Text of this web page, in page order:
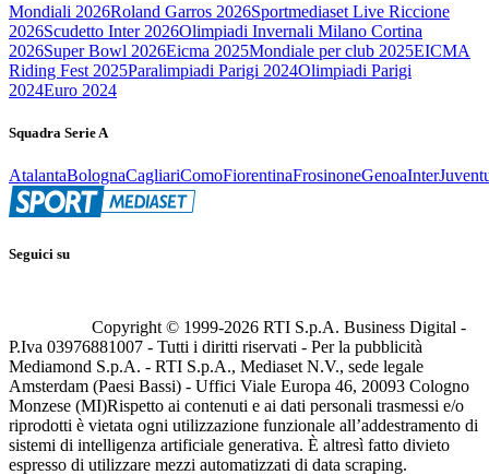
Mondiali 2026Roland Garros 2026Sportmediaset Live Riccione
2026Scudetto Inter 2026Olimpiadi Invernali Milano Cortina
2026Super Bowl 2026Eicma 2025Mondiale per club 2025EICMA
Riding Fest 2025Paralimpiadi Parigi 2024Olimpiadi Parigi
2024Euro 2024
Squadra Serie A
AtalantaBolognaCagliariComoFiorentinaFrosinoneGenoaInter
Seguici su
Copyright © 1999-2026 RTI S.p.A. Business Digital -
P.Iva 03976881007 - Tutti i diritti riservati - Per la pubblicità
Mediamond S.p.A. - RTI S.p.A., Mediaset N.V., sede legale
Amsterdam (Paesi Bassi) - Uffici Viale Europa 46, 20093 Cologno
Monzese (MI)Rispetto ai contenuti e ai dati personali trasmessi e/o
riprodotti è vietata ogni utilizzazione funzionale all’addestramento di
sistemi di intelligenza artificiale generativa. È altresì fatto divieto
espresso di utilizzare mezzi automatizzati di data scraping.